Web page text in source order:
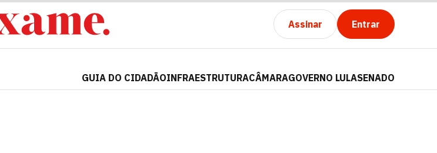
Assinar Entrar
GUIA DO CIDADÃOINFRAESTRUTURACÂMARAGOVERNO LULASENADO